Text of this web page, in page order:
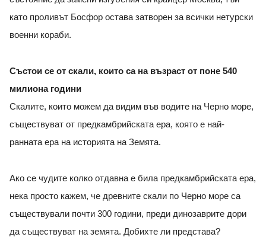
като проливът Босфор остава затворен за всички нетурски
военни кораби.
Състои се от скали, които са на възраст от поне 540
милиона години
Скалите, които можем да видим във водите на Черно море,
съществуват от предкамбрийската ера, която е най-
ранната ера на историята на Земята.
Ако се чудите колко отдавна е била предкамбрийската ера,
нека просто кажем, че древните скали по Черно море са
съществували почти 300 години, преди динозаврите дори
да съществуват на земята. Добихте ли представа?